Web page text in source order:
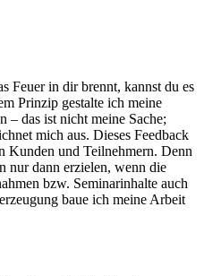
Feuer in dir brennt, kannst du es
Prinzip gestalte ich meine
– das ist nicht meine Sache;
mich aus. Dieses Feedback
Kunden und Teilnehmern. Denn
nur dann erzielen, wenn die
bzw. Seminarinhalte auch
baue ich meine Arbeit